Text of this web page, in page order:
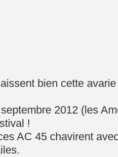
bien cette
2012 (les
!
AC 45 chavirent